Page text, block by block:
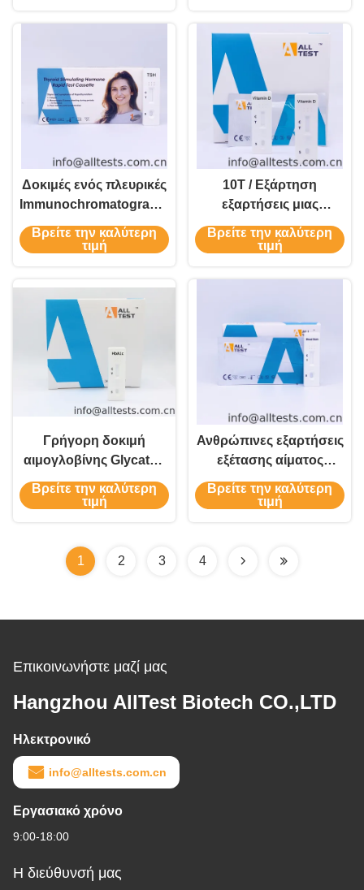
τη συγκέντρωση του
Δοκιμές ενός πλευρικές
Immunochromatographic
ροής βημάτων για την
ανθρώπινη
Βρείτε την καλύτερη
τιμή
10T / Εξάρτηση
εξαρτήσεις μιας
γρήγορες δοκιμής για
τη βιταμίνη d
στο αίμα, CE
Βρείτε την καλύτερη
τιμή
Γρήγορη δοκιμή
αιμογλοβίνης Glycated
(HbA 1c) σε ολόκληρο
το αίμα με το CE
Βρείτε την καλύτερη
τιμή
Ανθρώπινες εξαρτήσεις
εξέτασης αίματος
γρήγορες, γρήγορο CE
κασετών δοκιμής
Βρείτε την καλύτερη
τιμή
1 2 3 4
Επικοινωνήστε μαζί μας
Hangzhou AllTest Biotech CO.,LTD
Ηλεκτρονικό
info@alltests.com.cn
Εργασιακό χρόνο
9:00-18:00
Η διεύθυνσή μας